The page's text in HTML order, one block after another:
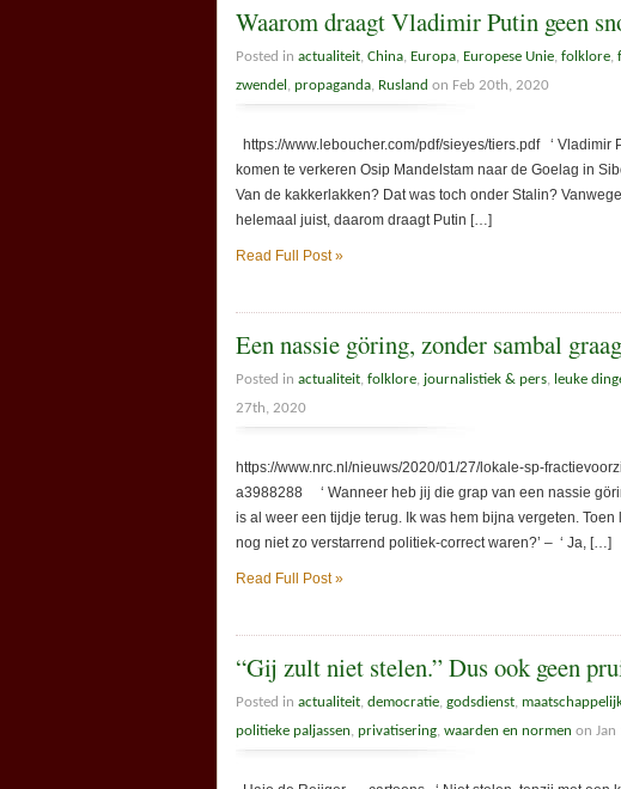
Waarom draagt Vladimir Putin geen
Posted in actualiteit, China, Europa, Europese Unie, folklore,
zwendel , propaganda, Rusland on Feb 20th, 2020
https://www.leboucher.com/pdf/sieyes/tiers.pdf ‘ Vladimir
komen te verkeren Osip Mandelstam naar de Goelag in
Van de kakkerlakken? Dat was toch onder Stalin?
helemaal juist, daarom draagt Putin […]
Read Full Post »
Een nassie göring, zonder sambal graag
Posted in actualiteit, folklore, journalistiek & pers, leuke
27th, 2020
https://www.nrc.nl/nieuws/2020/01/27/lokale-sp-
a3988288 ‘ Wanneer heb jij die grap van een nassie
is al weer een tijdje terug. Ik was hem bijna vergeten. Toen
nog niet zo verstarrend politiek-correct waren?’ – ‘ Ja, […]
Read Full Post »
“Gij zult niet stelen.” Dus ook geen
Posted in actualiteit, democratie, godsdienst,
politieke paljassen, privatisering, waarden en normen on